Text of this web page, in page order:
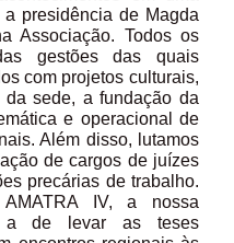
presidência de Magda
Associação. Todos os
gestões das quais
com projetos culturais,
sede, a fundação da
e operacional de
Além disso, lutamos
de cargos de juízes
precárias de trabalho.
IV, a nossa
a de levar as teses